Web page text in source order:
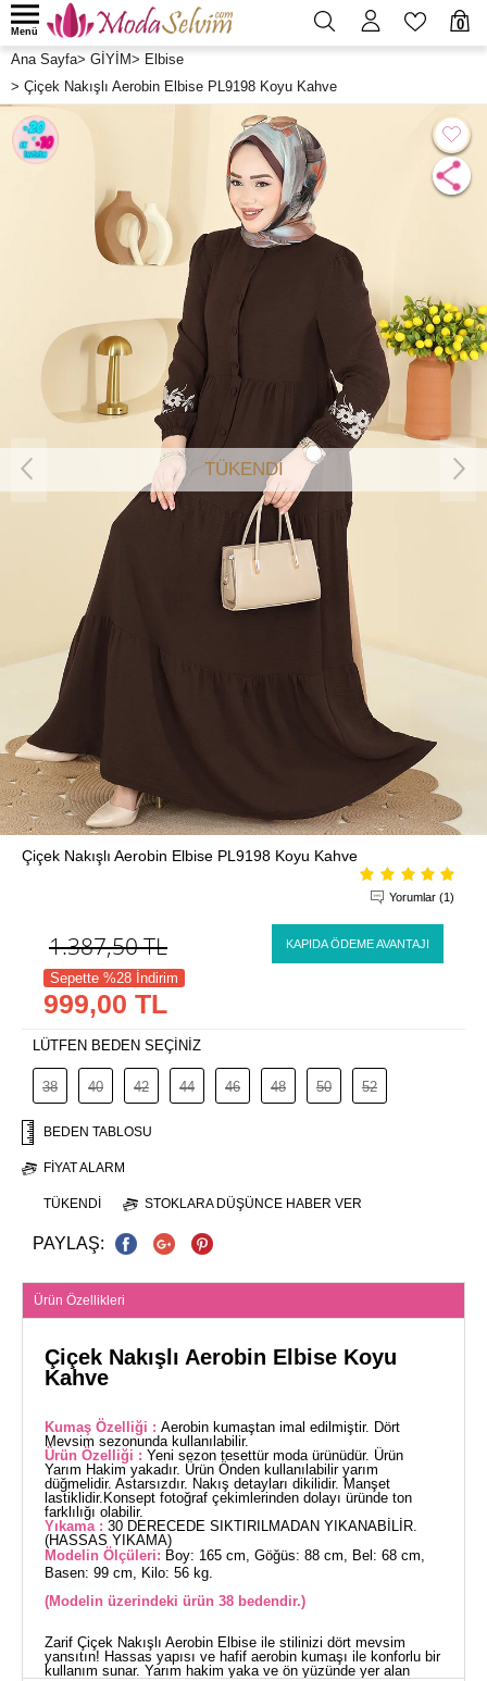
0
Menü
Ana Sayfa> GİYİM> Elbise
> Çiçek Nakışlı Aerobin Elbise PL9198 Koyu Kahve
TÜKENDİ
Çiçek Nakışlı Aerobin Elbise PL9198 Koyu Kahve
Yorumlar (1)
1.387,50TL KAPIDA ÖDEME AVANTAJI
Sepette %28 İndirim
999,00 TL
LÜTFEN BEDEN SEÇİNİZ
38 40 42 44 46 48 50 52
BEDEN TABLOSU
FIYAT ALARM
TÜKENDI STOKLARA DÜŞÜNCE HABER VER
PAYLAŞ:
Ürün Özellikleri
Çiçek Nakışlı Aerobin Elbise Koyu
Kahve
Kumaş Özelliği : Aerobin kumaştan imal edilmiştir. Dört
Mevsim sezonunda kullanılabilir.
Ürün Özelliği : Yeni sezon tesettür moda ürünüdür. Ürün
Yarım Hakim yakadır. Ürün Önden kullanılabilir yarım
düğmelidir. Astarsızdır. Nakış detayları dikilidir. Manşet
lastiklidir.Konsept fotoğraf çekimlerinden dolayı üründe ton
farklılığı olabilir.
Yıkama : 30 DERECEDE SIKTIRILMADAN YIKANABİLİR.
(HASSAS YIKAMA)
Modelin Ölçüleri: Boy: 165 cm, Göğüs: 88 cm, Bel: 68 cm,
Basen: 99 cm, Kilo: 56 kg.
(Modelin üzerindeki ürün 38 bedendir.)
Zarif Çiçek Nakışlı Aerobin Elbise ile stilinizi dört mevsim
yansıtın! Hassas yapısı ve hafif aerobin kumaşı ile konforlu bir
kullanım sunar. Yarım hakim yaka ve ön yüzünde yer alan